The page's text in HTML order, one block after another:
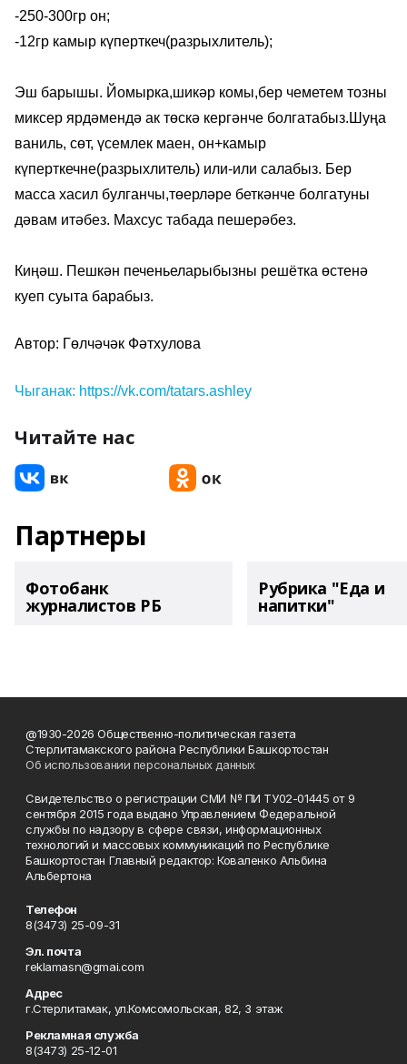
-250-300гр он;
-12гр камыр күперткеч(разрыхлитель);
Эш барышы. Йомырка,шикәр комы,бер чеметем тозны
миксер ярдәмендә ак төскә кергәнче болгатабыз.Шуңа
ваниль, сөт, үсемлек маен, он+камыр
күперткечне(разрыхлитель) или-или салабыз. Бер
масса хасил булганчы,төерләре беткәнче болгатуны
дәвам итәбез. Махсус табада пешерәбез.
Киңәш. Пешкән печеньеларыбызны решётка өстенә
куеп суыта барабыз.
Автор: Гөлчәчәк Фәтхулова
Чыганак: https://vk.com/tatars.ashley
Читайте нас
Партнеры
Фотобанк
журналистов РБ
Рубрика "Еда и
напитки"
@1930-2026 Общественно-политическая газета
Стерлитамакского района Республики Башкортостан
Об использовании персональных данных
Свидетельство о регистрации СМИ № ПИ ТУ02-01445 от 9
сентября 2015 года выдано Управлением Федеральной
службы по надзору в сфере связи, информационных
технологий и массовых коммуникаций по Республике
Башкортостан Главный редактор: Коваленко Альбина
Альбертона
Телефон
8(3473) 25-09-31
Эл. почта
reklamasn@gmai.com
Адрес
г.Стерлитамак, ул.Комсомольская, 82, 3 этаж
Рекламная служба
8(3473) 25-12-01